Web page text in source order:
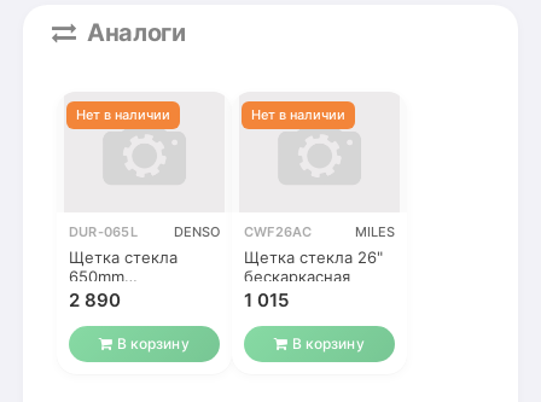
Аналоги
DUR-065L DENSO
Щетка стекла
650mm
(гибридная)
2 890
В корзину
CWF26AC MILES
Щетка стекла 26"
бескаркасная
1 015
В корзину